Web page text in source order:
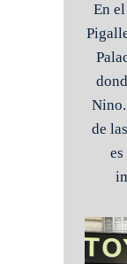
En
de